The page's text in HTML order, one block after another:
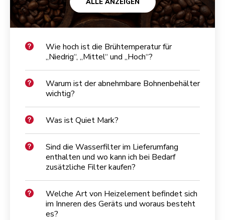
ALLE ANZEIGEN
Wie hoch ist die Brühtemperatur für
„Niedrig“, „Mittel“ und „Hoch“?
Warum ist der abnehmbare Bohnenbehälter
wichtig?
Was ist Quiet Mark?
Sind die Wasserfilter im Lieferumfang
enthalten und wo kann ich bei Bedarf
zusätzliche Filter kaufen?
Welche Art von Heizelement befindet sich
im Inneren des Geräts und woraus besteht
es?